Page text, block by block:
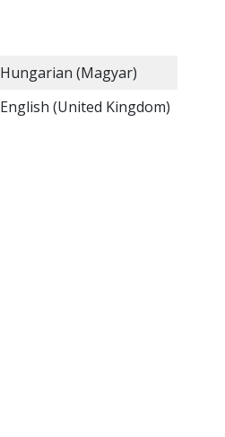
Hungarian (Magyar)
English (United Kingdom)